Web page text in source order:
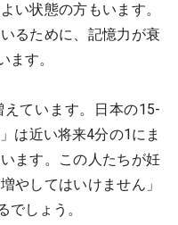
い状態の方もいます。
るために、記憶力が衰
ます。
ています。日本の15-
は近い将来4分の1にま
ます。この人たちが妊
やしてはいけません」
でしょう。